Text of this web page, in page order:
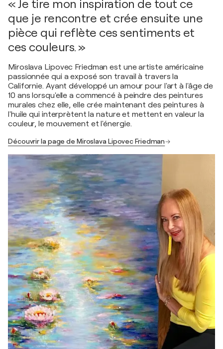
« Je tire mon inspiration de tout ce
que je rencontre et crée ensuite une
pièce qui reflète ces sentiments et
ces couleurs. »
Miroslava Lipovec Friedman est une artiste américaine
passionnée qui a exposé son travail à travers la
Californie. Ayant développé un amour pour l'art à l'âge de
10 ans lorsqu'elle a commencé à peindre des peintures
murales chez elle, elle crée maintenant des peintures à
l'huile qui interprètent la nature et mettent en valeur la
couleur, le mouvement et l'énergie.
Découvrir la page de Miroslava Lipovec Friedman